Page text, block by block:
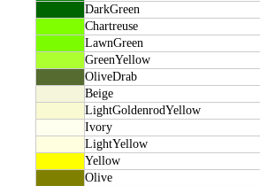
DarkGreen
Chartreuse
LawnGreen
GreenYellow
OliveDrab
Beige
LightGoldenrodYellow
Ivory
LightYellow
Yellow
Olive